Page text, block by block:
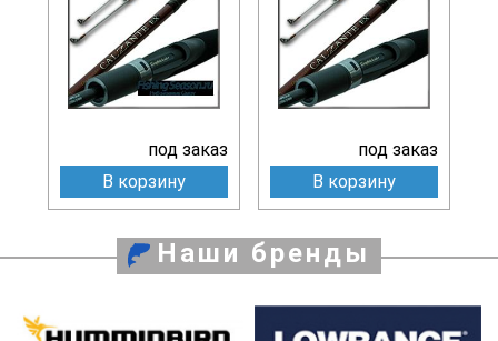
под заказ
В корзину
под заказ
В корзину
Наши бренды